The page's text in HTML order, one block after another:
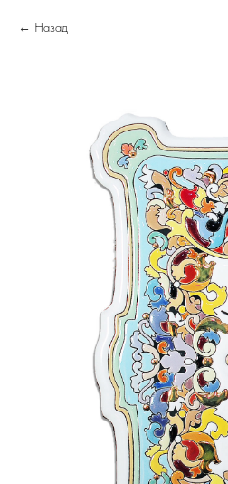
Назад